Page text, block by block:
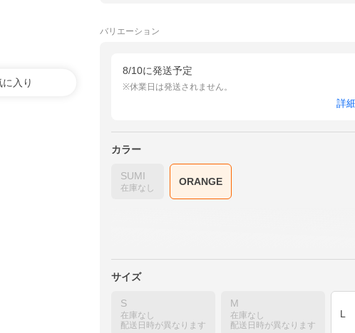
に入り
バリエーション
8/10に発送予定
※休業日は発送されません。
詳
カラー
SUMI
在庫なし
ORANGE
サイズ
S
在庫なし
配送日時が異なります
M
在庫なし
配送日時が異なります
L